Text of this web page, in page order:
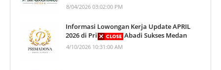
8/04/2026 03:02:00 PM
Informasi Lowongan Kerja Update APRIL
2026 di Primadona Abadi Sukses Medan
4/10/2026 10:31:00 AM